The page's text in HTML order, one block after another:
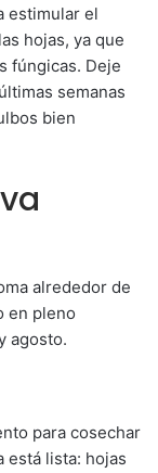
estimular el
hojas, ya que
fúngicas. Deje
semanas
bien
alrededor de
en pleno
agosto.
para cosechar
está lista: hojas